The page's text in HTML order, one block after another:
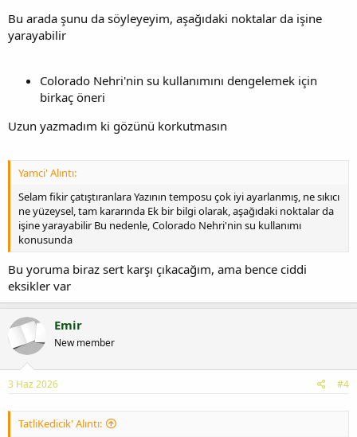
Bu arada şunu da söyleyeyim, aşağıdaki noktalar da işine
yarayabilir
Colorado Nehri'nin su kullanımını dengelemek için
birkaç öneri
Uzun yazmadım ki gözünü korkutmasın
Yamci' Alıntı:
Selam fikir çatıştıranlara Yazının temposu çok iyi ayarlanmış, ne sıkıcı
ne yüzeysel, tam kararında Ek bir bilgi olarak, aşağıdaki noktalar da
işine yarayabilir Bu nedenle, Colorado Nehri'nin su kullanımı
konusunda
Bu yoruma biraz sert karşı çıkacağım, ama bence ciddi
eksikler var
Emir
New member
3 Haz 2026 #4
TatliKedicik' Alıntı: